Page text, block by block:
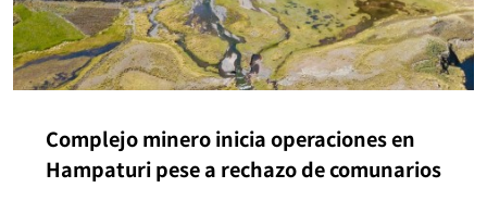
Complejo minero inicia operaciones en
Hampaturi pese a rechazo de comunarios